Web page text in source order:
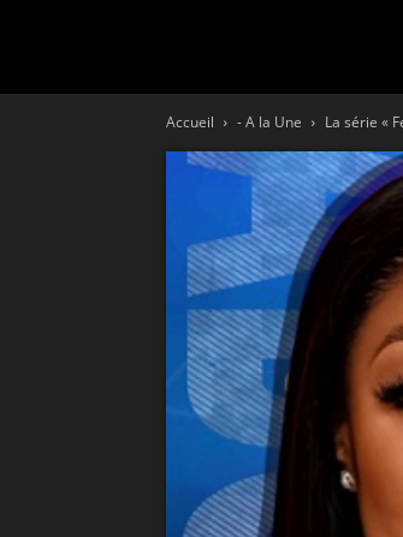
Accueil - A la Une La série «